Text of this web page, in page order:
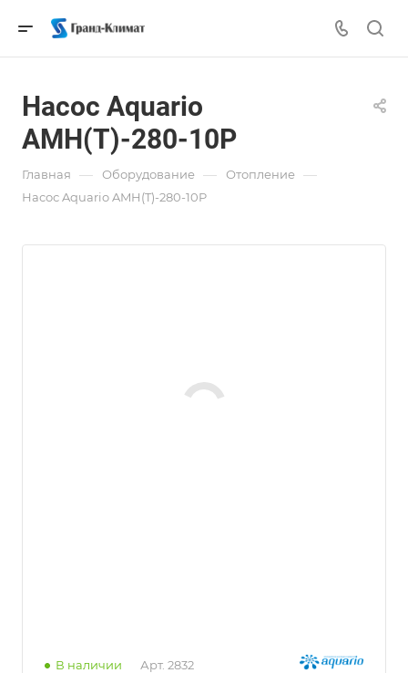
Насос Aquario
AMH(T)-280-10P
Главная — Оборудование — Отопление —
Насос Aquario AMH(T)-280-10P
В наличии Арт. 2832